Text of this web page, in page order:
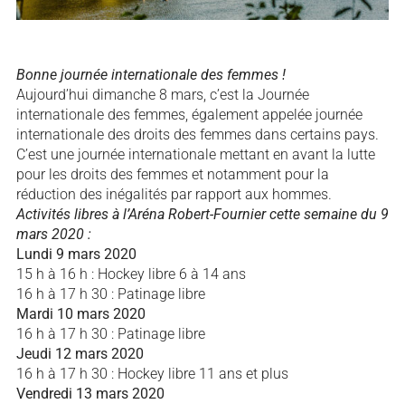
Bonne journée internationale des femmes !
Aujourd’hui dimanche 8 mars, c’est la Journée
internationale des femmes, également appelée journée
internationale des droits des femmes dans certains pays.
C’est une journée internationale mettant en avant la lutte
pour les droits des femmes et notamment pour la
réduction des inégalités par rapport aux hommes.
Activités libres à l’Aréna Robert-Fournier cette semaine du 9
mars 2020 :
Lundi 9 mars 2020
15 h à 16 h : Hockey libre 6 à 14 ans
16 h à 17 h 30 : Patinage libre
Mardi 10 mars 2020
16 h à 17 h 30 : Patinage libre
Jeudi 12 mars 2020
16 h à 17 h 30 : Hockey libre 11 ans et plus
Vendredi 13 mars 2020